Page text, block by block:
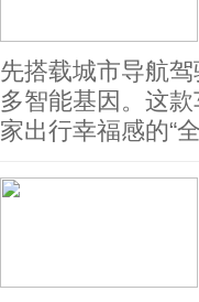
先搭载城市导航
多智能基因。这
家出行幸福感的“